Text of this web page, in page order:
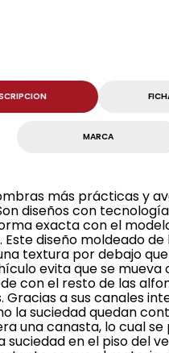
MARCA
más prácticas y
diseños con
exacta con el
Este diseño moldeado
textura por debajo
evita que se mueva
con el resto de las
Gracias a sus canales
la suciedad quedan
una canasta, lo cual
suciedad en el piso del